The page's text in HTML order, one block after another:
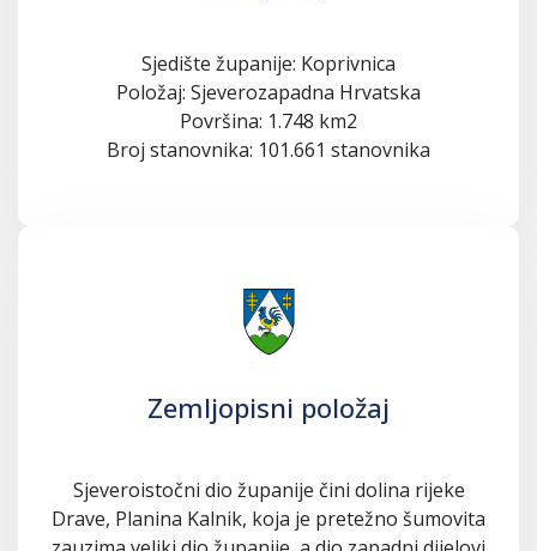
Sjedište županije: Koprivnica
Položaj: Sjeverozapadna Hrvatska
Površina: 1.748 km2
Broj stanovnika: 101.661 stanovnika
Zemljopisni položaj
Sjeveroistočni dio županije čini dolina rijeke
Drave, Planina Kalnik, koja je pretežno šumovita